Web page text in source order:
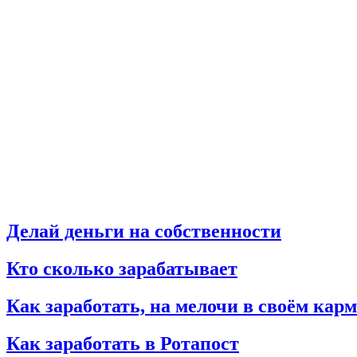
Делай деньги на собственности
Кто сколько зарабатывает
Как заработать, на мелочи в своём
Как заработать в Ротапост